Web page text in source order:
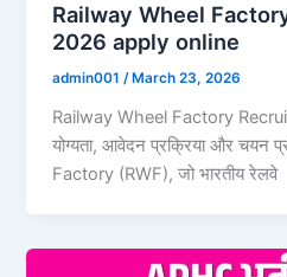
Railway Wheel
2026 apply online
admin001/ March 23, 2026
Railway Wheel Factory
योग्यता, आवेदन प्रक्रिया और चयन
Factory (RWF), जो भारतीय रेलवे